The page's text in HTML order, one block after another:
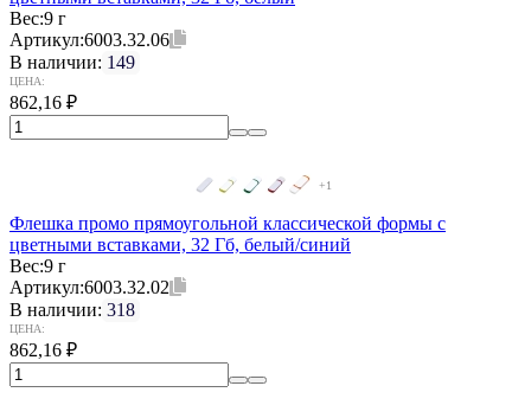
Вес:9 г
Артикул:6003.32.06
В наличии: 149
ЦЕНА:
862,16 ₽
+1
Флешка промо прямоугольной классической формы с
цветными вставками, 32 Гб, белый/синий
Вес:9 г
Артикул:6003.32.02
В наличии: 318
ЦЕНА:
862,16 ₽